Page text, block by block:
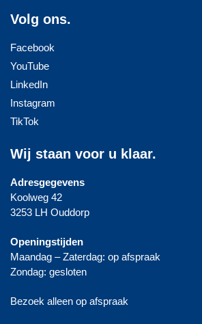
Volg ons.
Facebook
YouTube
LinkedIn
Instagram
TikTok
Wij staan voor u klaar.
Adresgegevens
Koolweg 42
3253 LH Ouddorp
Openingstijden
Maandag – Zaterdag: op afspraak
Zondag: gesloten
Bezoek alleen op afspraak